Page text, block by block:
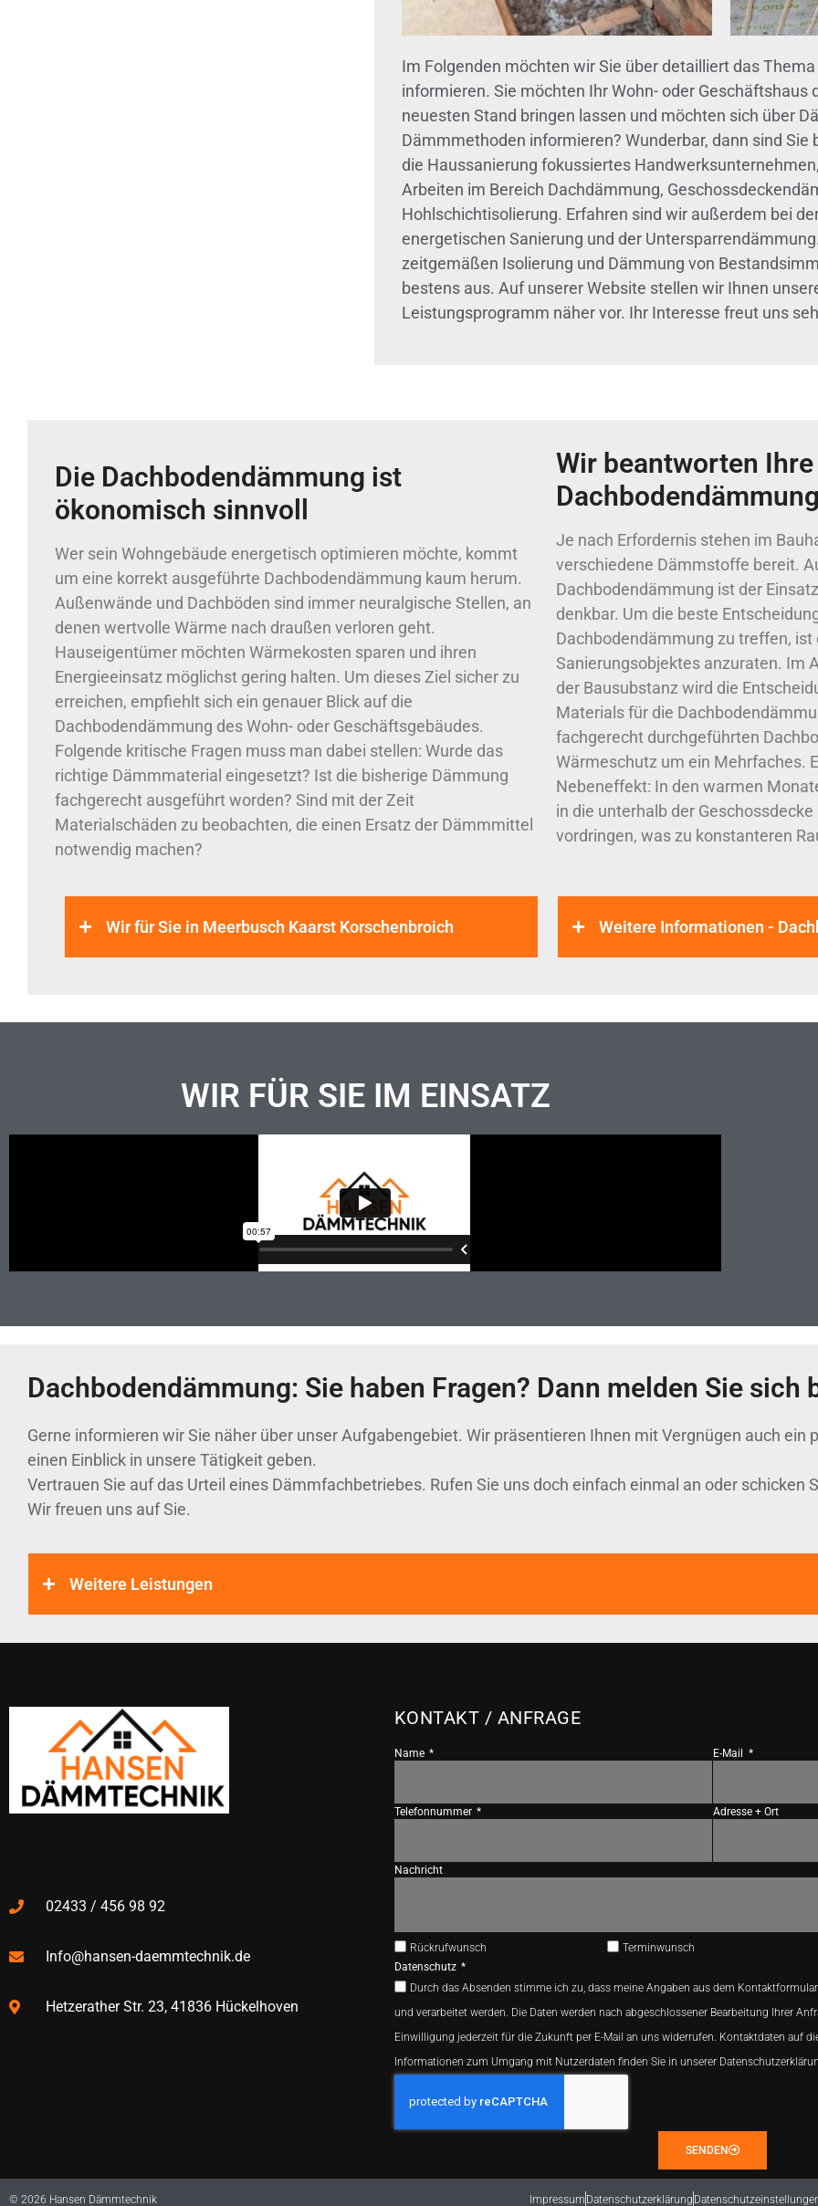
Im Folgenden möchten wir Sie über detailliert das
informieren. Sie möchten Ihr Wohn- oder Geschäftshaus
neuesten Stand bringen lassen und möchten sich über
Dämmmethoden informieren? Wunderbar, dann sind Sie
die Haussanierung fokussiertes
Arbeiten im Bereich Dachdämmung,
Hohlschichtisolierung. Erfahren sind wir außerdem bei
energetischen Sanierung und der
zeitgemäßen Isolierung und Dämmung von
bestens aus. Auf unserer Website stellen wir Ihnen
Leistungsprogramm näher vor. Ihr Interesse freut uns
Die Dachbodendämmung ist
ökonomisch sinnvoll
Wer sein Wohngebäude energetisch optimieren möchte, kommt
um eine korrekt ausgeführte Dachbodendämmung kaum herum.
Außenwände und Dachböden sind immer neuralgische Stellen, an
denen wertvolle Wärme nach draußen verloren geht.
Hauseigentümer möchten Wärmekosten sparen und ihren
Energieeinsatz möglichst gering halten. Um dieses Ziel sicher zu
erreichen, empfiehlt sich ein genauer Blick auf die
Dachbodendämmung des Wohn- oder Geschäftsgebäudes.
Folgende kritische Fragen muss man dabei stellen: Wurde das
richtige Dämmmaterial eingesetzt? Ist die bisherige Dämmung
fachgerecht ausgeführt worden? Sind mit der Zeit
Materialschäden zu beobachten, die einen Ersatz der Dämmmittel
notwendig machen?
Wir beantworten
Dachbodendämmung
Je nach Erfordernis stehen im
verschiedene Dämmstoffe bereit.
Dachbodendämmung ist der
denkbar. Um die beste
Dachbodendämmung zu treffen,
Sanierungsobjektes anzuraten. Im
der Bausubstanz wird die
Materials für die
fachgerecht durchgeführten
Wärmeschutz um ein Mehrfaches.
Nebeneffekt: In den warmen
in die unterhalb der
vordringen, was zu konstanteren
Wir für Sie in Meerbusch Kaarst Korschenbroich Weitere Informationen -
WIR FÜR SIE IM EINSATZ
Dachbodendämmung: Sie haben Fragen? Dann melden Sie sich
Gerne informieren wir Sie näher über unser Aufgabengebiet. Wir präsentieren Ihnen mit Vergnügen auch ein
einen Einblick in unsere Tätigkeit geben.
Vertrauen Sie auf das Urteil eines Dämmfachbetriebes. Rufen Sie uns doch einfach einmal an oder schicken
Wir freuen uns auf Sie.
Weitere Leistungen
02433 / 456 98 92
Info@hansen-daemmtechnik.de
Hetzerather Str. 23, 41836 Hückelhoven
KONTAKT / ANFRAGE
Name E-Mail
Telefonnummer Adresse + Ort
Nachricht
Rückrufwunsch
Terminwunsch
Datenschutz
Durch das Absenden stimme ich zu, dass meine Angaben aus dem
und verarbeitet werden. Die Daten werden nach abgeschlossener Bearbeitung Ihrer
Einwilligung jederzeit für die Zukunft per E-Mail an uns widerrufen. Kontaktdaten auf
Informationen zum Umgang mit Nutzerdaten finden Sie in unserer
SENDEN
© 2026 Hansen Dämmtechnik Impressum Datenschutzerklärung